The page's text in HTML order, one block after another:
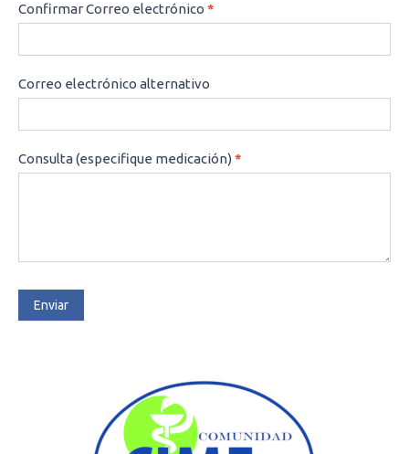
Confirmar Correo electrónico *
Correo electrónico alternativo
Consulta (especifique medicación)*
Enviar